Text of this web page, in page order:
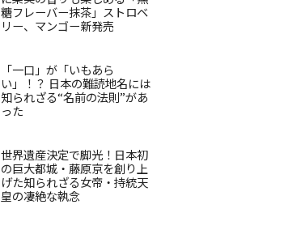
糖フレーバー抹茶」ストロベ
リー、マンゴー新発売
「一口」が「いもあら
い」！？ 日本の難読地名には
知られざる“名前の法則”があ
った
世界遺産決定で脚光！日本初
の巨大都城・藤原京を創り上
げた知られざる女帝・持統天
皇の凄絶な執念